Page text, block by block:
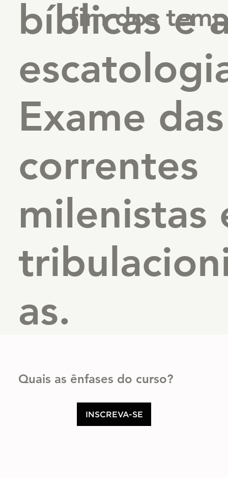
fim dos
bíblicas e
Exame das
correntes
milenistas
as.
Quais as ênfases do curso?
INSCREVA-SE